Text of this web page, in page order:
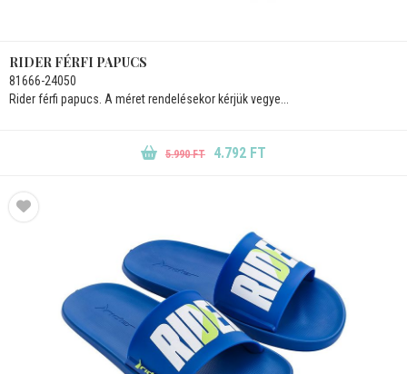
RIDER FÉRFI PAPUCS
81666-24050
Rider férfi papucs. A méret rendelésekor kérjük vegye...
5.990 FT 4.792 FT